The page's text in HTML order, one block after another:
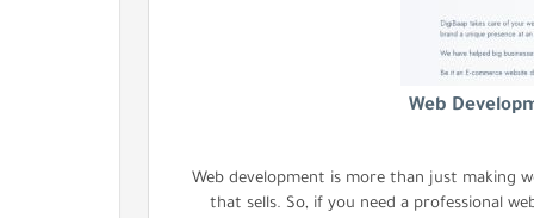
Web
Web development is more than just making
that sells. So, if you need a professional